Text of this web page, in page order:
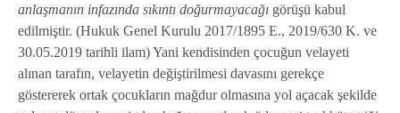
anlaşmanın infazında sıkıntı doğurmayacağı görüşü kabul
edilmiştir. (Hukuk Genel Kurulu 2017/1895 E., 2019/630 K. ve
30.05.2019 tarihli ilam) Yani kendisinden çocuğun velayeti
alınan tarafın, velayetin değiştirilmesi davasını gerekçe
göstererek ortak çocukların mağdur olmasına yol açacak şekilde